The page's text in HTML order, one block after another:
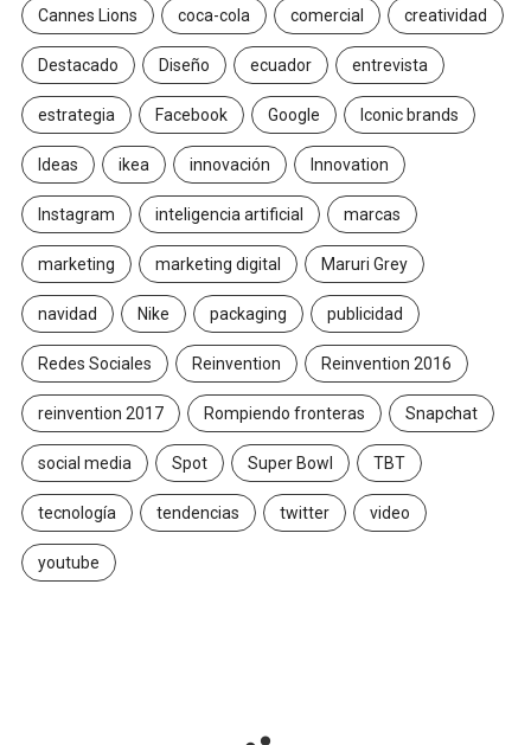
Cannes Lions coca-cola comercial creatividad
Destacado Diseño ecuador entrevista
estrategia Facebook Google Iconic brands
Ideas ikea innovación Innovation
Instagram inteligencia artificial marcas
marketing marketing digital Maruri Grey
navidad Nike packaging publicidad
Redes Sociales Reinvention Reinvention 2016
reinvention 2017 Rompiendo fronteras Snapchat
social media Spot Super Bowl TBT
tecnología tendencias twitter video
youtube